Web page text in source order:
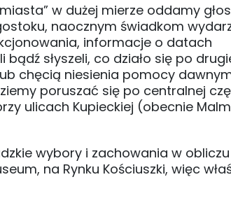
w dużej mierze oddamy głos
naocznym świadkom
informacje o datach
słyszeli, co działo się po
chęcią niesienia pomocy
poruszać się po centralnej
ulicach Kupieckiej (obecnie
wybory i zachowania w obliczu
na Rynku Kościuszki, więc